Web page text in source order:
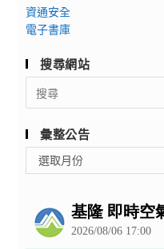
資通安全
電子書庫
搜尋網站
Search
for:
彙整公告
整
選取月份